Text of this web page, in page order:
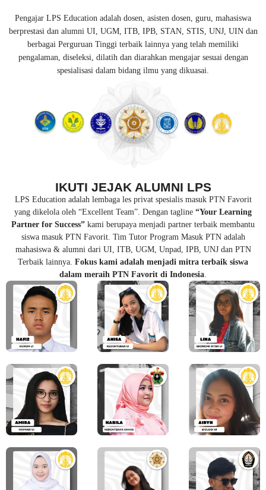
Pengajar LPS Education adalah dosen, asisten dosen, guru, mahasiswa
berprestasi dan alumni UI, UGM, ITB, IPB, STAN, STIS, UNJ, UIN dan
berbagai Perguruan Tinggi terbaik lainnya yang telah memiliki
pengalaman, diseleksi, dilatih dan diarahkan mengajar sesuai dengan
spesialisasi dalam bidang ilmu yang dikuasai.
IKUTI JEJAK ALUMNI LPS
LPS Education adalah lembaga les privat spesialis masuk PTN Favorit
yang dikelola oleh “Excellent Team”. Dengan tagline “Your Learning
Partner for Success” kami berupaya menjadi partner terbaik membantu
siswa masuk PTN Favorit. Tim Tutor Program Masuk PTN adalah
mahasiswa & alumni dari UI, ITB, UGM, Unpad, IPB, UNJ dan PTN
Terbaik lainnya. Fokus kami adalah menjadi mitra terbaik siswa
dalam meraih PTN Favorit di Indonesia